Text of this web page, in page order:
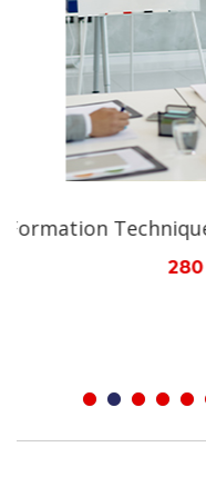
selon le cas de leur
également acheter
nous permettre de
achetez plusieurs
même de
formations qui ne
fondation où nous
prénoms, pays et
projet